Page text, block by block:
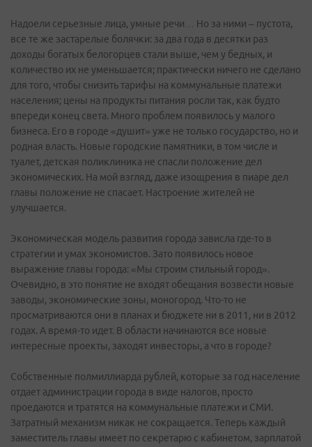
Надоели серьезные лица, умные речи… Но за ними – пустота,
все те же застарелые болячки: за два года в десятки раз
доходы богатых белогорцев стали выше, чем у бедных, и
количество их не уменьшается; практически ничего не сделано
для того, чтобы снизить тарифы на коммунальные платежи
населения; цены на продукты питания росли так, как будто
впереди конец света. Много проблем появилось у малого
бизнеса. Его в городе «душит» уже не только государство, но и
родная власть. Новые городские памятники, в том числе и
туалет, детская поликлиника не спасли положение дел
экономических. На мой взгляд, даже изощрения в пиаре дел
главы положение не спасает. Настроение жителей не
улучшается.
Экономическая модель развития города зависла где-то в
стратегии и умах экономистов. Зато появилось новое
выражение главы города: «Мы строим стильный город».
Очевидно, в это понятие не входят обещания возвести новые
заводы, экономические зоны, моногород. Что-то не
просматриваются они в планах и бюджете ни в 2011, ни в 2012
годах. А время-то идет. В области начинаются все новые
интересные проекты, заходят инвесторы, а что в городе?
Собственные полмиллиарда рублей, которые за год население
отдает администрации города в виде налогов, просто
проедаются и тратятся на коммунальные платежи и СМИ.
Затратный механизм никак не сокращается. Теперь каждый
заместитель главы имеет по секретарю с кабинетом, зарплатой